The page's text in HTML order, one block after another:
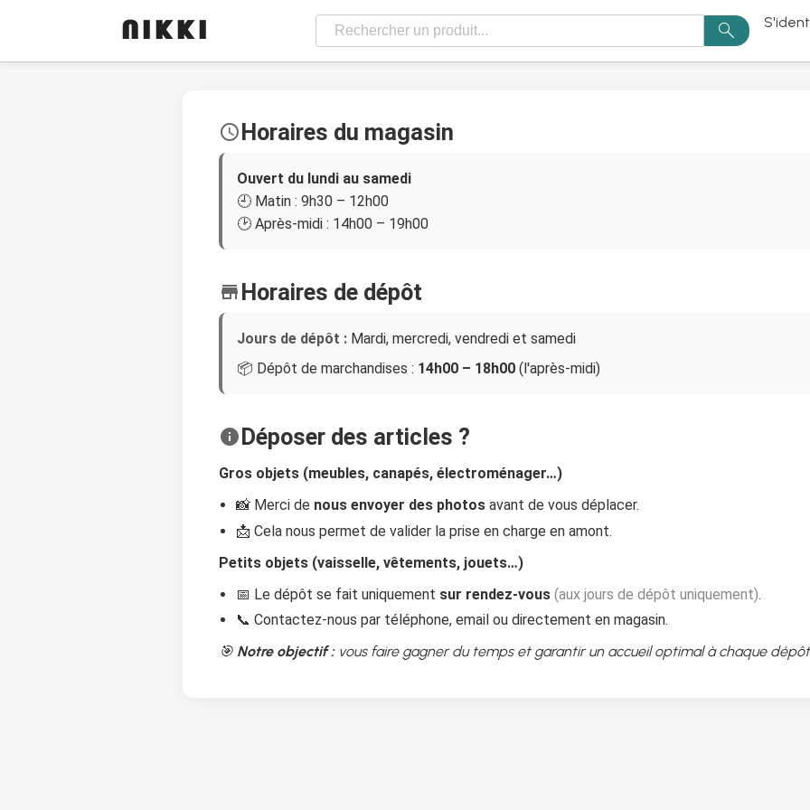
NIKKI search
scheduleHoraires du magasin
Ouvert du lundi au samedi
🕘 Matin : 9h30 – 12h00
🕑 Après-midi : 14h00 – 19h00
store Horaires de dépôt
Jours de dépôt : Mardi, mercredi, vendredi et samedi
📦 Dépôt de marchandises : 14h00 – 18h00(l'après-midi)
infoDéposer des articles ?
Gros objets (meubles, canapés, électroménager…)
📸 Merci de nous envoyer des photos avant de vous déplacer.
📩 Cela nous permet de valider la prise en charge en amont.
Petits objets (vaisselle, vêtements, jouets…)
📅 Le dépôt se fait uniquement sur rendez-vous (aux jours de dépôt uniquement).
📞 Contactez-nous par téléphone, email ou directement en magasin.
🎯 Notre objectif :vous faire gagner du temps et garantir un accueil optimal à chaque